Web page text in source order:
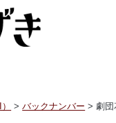
>バックナンバー >劇団